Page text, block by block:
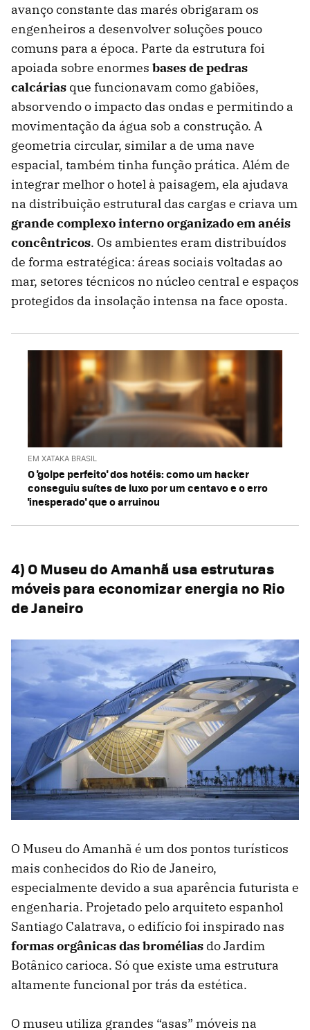
avanço constante das marés obrigaram os
engenheiros a desenvolver soluções pouco
comuns para a época. Parte da estrutura foi
apoiada sobre enormes bases de pedras
calcárias que funcionavam como gabiões,
absorvendo o impacto das ondas e permitindo a
movimentação da água sob a construção. A
geometria circular, similar a de uma nave
espacial, também tinha função prática. Além de
integrar melhor o hotel à paisagem, ela ajudava
na distribuição estrutural das cargas e criava um
grande complexo interno organizado em anéis
concêntricos. Os ambientes eram distribuídos
de forma estratégica: áreas sociais voltadas ao
mar, setores técnicos no núcleo central e espaços
protegidos da insolação intensa na face oposta.
EM XATAKA BRASIL
O 'golpe perfeito' dos hotéis: como um hacker
conseguiu suítes de luxo por um centavo e o erro
'inesperado' que o arruinou
4) O Museu do Amanhã usa estruturas
móveis para economizar energia no Rio
de Janeiro
O Museu do Amanhã é um dos pontos turísticos
mais conhecidos do Rio de Janeiro,
especialmente devido a sua aparência futurista e
engenharia. Projetado pelo arquiteto espanhol
Santiago Calatrava, o edifício foi inspirado nas
formas orgânicas das bromélias do Jardim
Botânico carioca. Só que existe uma estrutura
altamente funcional por trás da estética.
O museu utiliza grandes “asas” móveis na